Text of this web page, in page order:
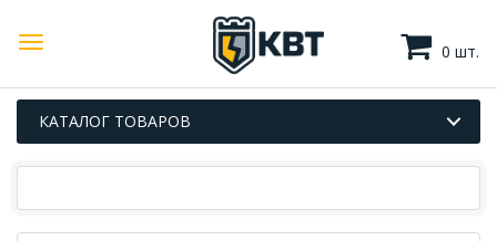
0 шт.
КАТАЛОГ ТОВАРОВ